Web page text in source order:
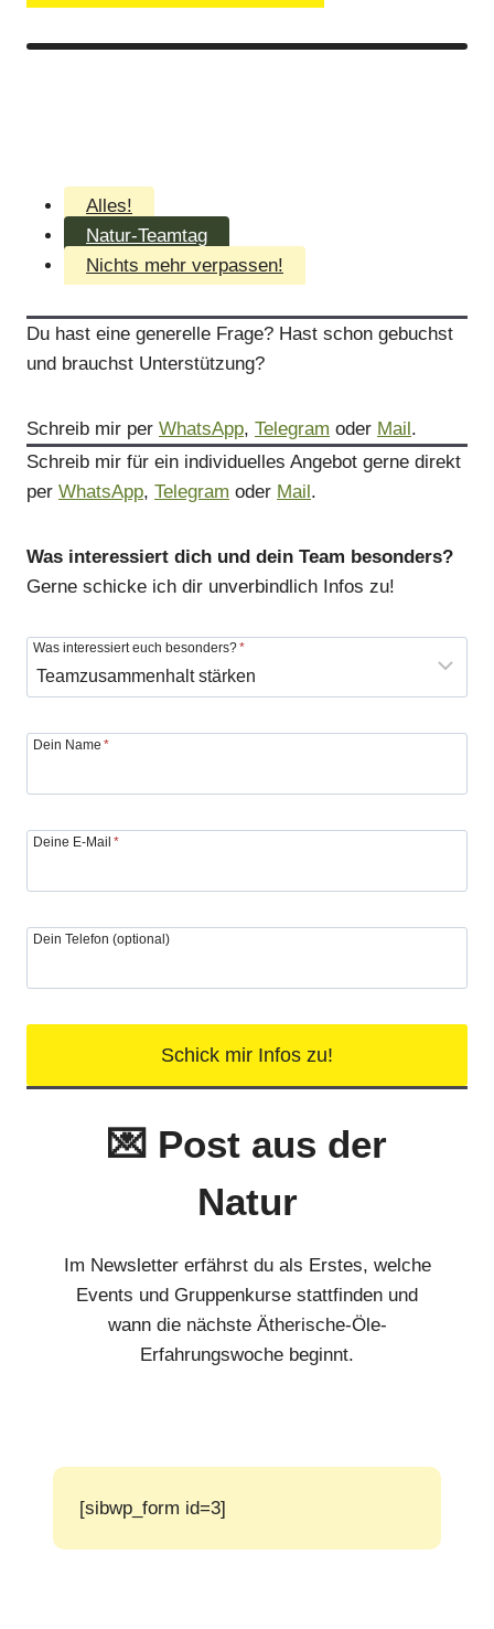
Alles!
Natur-Teamtag
Nichts mehr verpassen!
Du hast eine generelle Frage? Hast schon gebuchst
und brauchst Unterstützung?
Schreib mir per WhatsApp, Telegram oder Mail.
Schreib mir für ein individuelles Angebot gerne direkt
per WhatsApp, Telegram oder Mail.
Was interessiert dich und dein Team besonders?
Gerne schicke ich dir unverbindlich Infos zu!
Was interessiert euch besonders?*
Dein Name *
Deine E-Mail *
Dein Telefon (optional)
Schick mir Infos zu!
💌 Post aus der
Natur
Im Newsletter erfährst du als Erstes, welche
Events und Gruppenkurse stattfinden und
wann die nächste Ätherische-Öle-
Erfahrungswoche beginnt.
[sibwp_form id=3]